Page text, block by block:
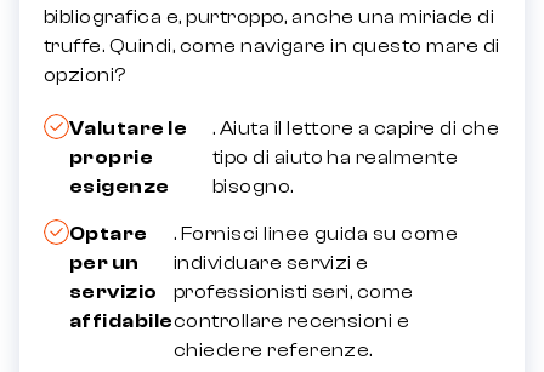
bibliografica e, purtroppo, anche una miriade di
truffe. Quindi, come navigare in questo mare di
opzioni?
Valutare le
proprie
esigenze
. Aiuta il lettore a capire di che
tipo di aiuto ha realmente
bisogno.
Optare
per un
servizio
affidabile
. Fornisci linee guida su come
individuare servizi e
professionisti seri, come
controllare recensioni e
chiedere referenze.